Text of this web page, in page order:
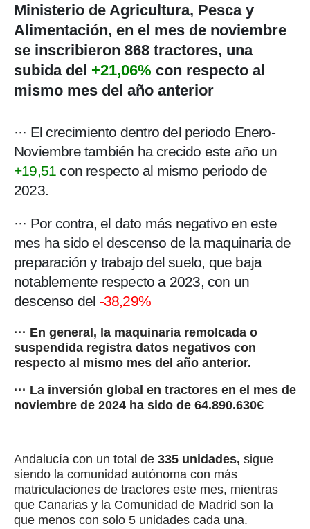
Ministerio de Agricultura, Pesca y
Alimentación, en el mes de noviembre
se inscribieron 868 tractores, una
subida del +21,06% con respecto al
mismo mes del año anterior
··· El crecimiento dentro del periodo Enero-
Noviembre también ha crecido este año un
+19,51 con respecto al mismo periodo de
2023.
··· Por contra, el dato más negativo en este
mes ha sido el descenso de la maquinaria de
preparación y trabajo del suelo, que baja
notablemente respecto a 2023, con un
descenso del -38,29%
··· En general, la maquinaria remolcada o
suspendida registra datos negativos con
respecto al mismo mes del año anterior.
··· La inversión global en tractores en el mes de
noviembre de 2024 ha sido de 64.890.630€
Andalucía con un total de 335 unidades, sigue
siendo la comunidad autónoma con más
matriculaciones de tractores este mes, mientras
que Canarias y la Comunidad de Madrid son la
que menos con solo 5 unidades cada una.